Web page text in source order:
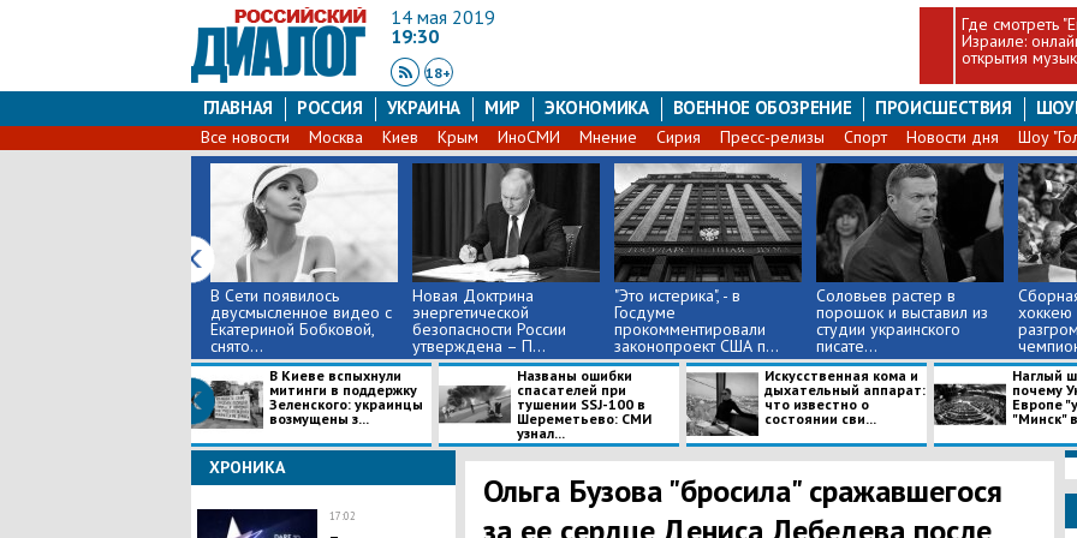
14 мая 2019
19:30
18+
​Где смотреть
Израиле:
открытия
ГЛАВНАЯ РОССИЯ УКРАИНА МИР ЭКОНОМИКА ВОЕННОЕ ОБОЗРЕНИЕ ПРОИСШЕСТВИЯ
Все новости Москва Киев Крым ИноСМИ Мнение Сирия Пресс-релизы Спорт Новости дня Шоу
В Сети появилось
двусмысленное видео с
Екатериной Бобковой,
снято...
​Новая Доктрина
энергетической
безопасности России
утверждена – П...
​"Это истерика", - в
Госдуме
прокомментировали
законопроект США п...
Соловьев растер в
порошок и выставил из
студии украинского
писате...
хоккею
В Киеве вспыхнули
митинги в поддержку
Зеленского: украинцы
возмущены з...
Названы ошибки
спасателей при
тушении SSJ-100 в
Шереметьево: СМИ
узнал...
Искусственная кома и
дыхательный аппарат:
что известно о
состоянии сви...
Наглый
почему
Европе
"Минск"
ХРОНИКА
17:02
Ольга Бузова "бросила" сражавшегося